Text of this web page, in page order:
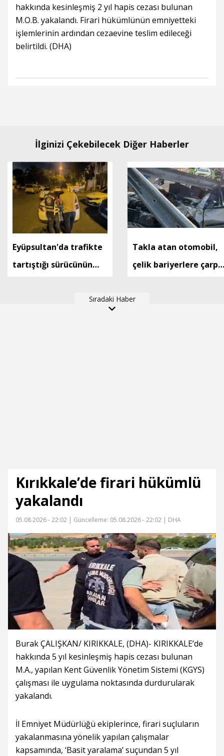
hakkında kesinleşmiş 2 yıl hapis cezası bulunan
M.O.B. yakalandı. Firari hükümlünün emniyetteki
işlemlerinin ardından cezaevine teslim edileceği
belirtildi. (DHA)
İlginizi Çekebilecek Diğer Haberler
Eyüpsultan'da trafikte
tartıştığı sürücünün
eden saldırgana 180 bin
Takla atan otomobil,
çelik bariyerlere
Sıradaki Haber
Kırıkkale’de firari hükümlü
yakalandı
05.08.2026 - 22:02 | Güncelleme: 05.08.2026 - 22:02 | DHA
Burak ÇALIŞKAN/ KIRIKKALE, (DHA)- KIRIKKALE’de
hakkında 5 yıl kesinleşmiş hapis cezası bulunan
M.A., yapılan Kent Güvenlik Yönetim Sistemi (KGYS)
çalışması ile uygulama noktasında durdurularak
yakalandı.
İl Emniyet Müdürlüğü ekiplerince, firari suçluların
yakalanmasına yönelik yapılan çalışmalar
kapsamında, ‘Basit yaralama’ suçundan 5 yıl